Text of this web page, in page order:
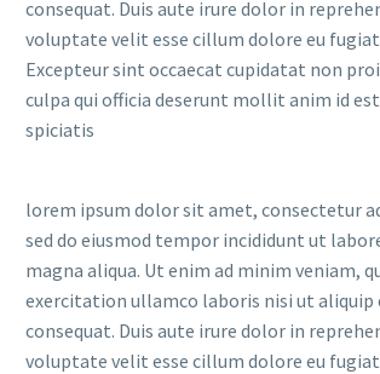
consequat. Duis aute irure dolor in
voluptate velit esse cillum dolore eu
Excepteur sint occaecat cupidatat non
culpa qui officia deserunt mollit anim id
spiciatis
lorem ipsum dolor sit amet, consectetur
sed do eiusmod tempor incididunt ut
magna aliqua. Ut enim ad minim veniam,
exercitation ullamco laboris nisi ut aliquip
consequat. Duis aute irure dolor in
voluptate velit esse cillum dolore eu